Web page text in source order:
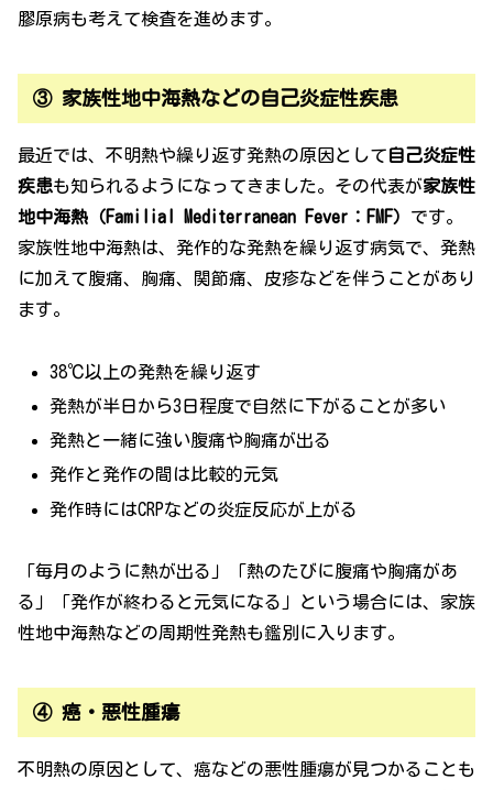
膠原病も考えて検査を進めます。
③ 家族性地中海熱などの自己炎症性疾患
最近では、不明熱や繰り返す発熱の原因として自己炎症性
疾患も知られるようになってきました。その代表が家族性
地中海熱（Familial Mediterranean Fever：FMF） です。
家族性地中海熱は、発作的な発熱を繰り返す病気で、発熱
に加えて腹痛、胸痛、関節痛、皮疹などを伴うことがあり
ます。
38℃以上の発熱を繰り返す
発熱が半日から3日程度で自然に下がることが多い
発熱と一緒に強い腹痛や胸痛が出る
発作と発作の間は比較的元気
発作時にはCRPなどの炎症反応が上がる
「毎月のように熱が出る」「熱のたびに腹痛や胸痛があ
る」「発作が終わると元気になる」という場合には、家族
性地中海熱などの周期性発熱も鑑別に入ります。
④ 癌・悪性腫瘍
不明熱の原因として、癌などの悪性腫瘍が見つかることも